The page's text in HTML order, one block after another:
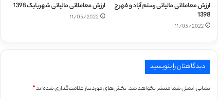
ارزش معاملاتی مالیاتی رستم آباد و فهرج
1398
11/05/2022
ارزش معاملاتی مالیاتی شهربابک 1398
11/05/2022
دیدگاهتان را بنویسید
نشانی ایمیل شما منتشر نخواهد شد.بخش‌های موردنیاز علامت‌گذاری شده‌اند*